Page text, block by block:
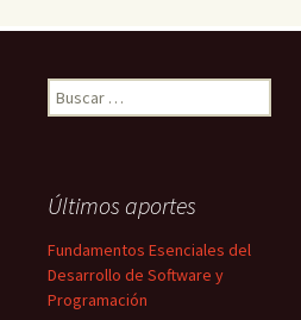
Buscar:
Últimos aportes
Fundamentos Esenciales del
Desarrollo de Software y
Programación